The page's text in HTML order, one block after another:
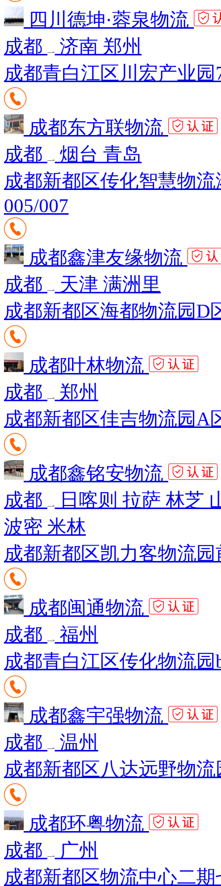
四川德坤·蓉泉物流
成都
济南 郑州
成都青白江区川宏产业园
成都东方联物流
成都
烟台 青岛
成都新都区传化智慧物
005/007
成都鑫津友缘物流
成都
天津 满洲里
成都新都区海都物流园D
成都叶林物流
成都
郑州
成都新都区佳吉物流园A
成都鑫铭安物流
成都
日喀则 拉萨 林芝
波密 米林
成都新都区凯力客物流园
成都闽通物流
成都
福州
成都青白江区传化物流园
成都鑫宇强物流
成都
温州
成都新都区八达远野物流
成都环粤物流
成都
广州
成都新都区物流中心二